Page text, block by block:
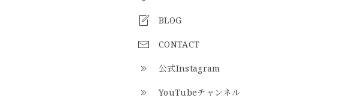
BLOG
CONTACT
公式Instagram
YouTubeチャンネル